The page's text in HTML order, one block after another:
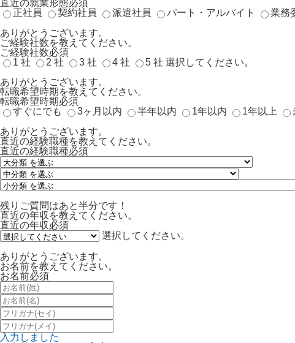
直近の就業形態必須
正社員
契約社員 派遣社員 パート・アルバイト 業務
ありがとうございます。
ご経験社数を教えてください。
ご経験社数必須
1 社
2 社 3 社 4 社 5 社 選択してください。
ありがとうございます。
転職希望時期を教えてください。
転職希望時期必須
すぐにでも
3ヶ月以内 半年以内 1年以内 1年以上
ありがとうございます。
直近の経験職種を教えてください。
直近の経験職種必須
残りご質問はあと半分です！
直近の年収を教えてください。
直近の年収必須
選択してください。
ありがとうございます。
お名前を教えてください。
お名前必須
入力しました